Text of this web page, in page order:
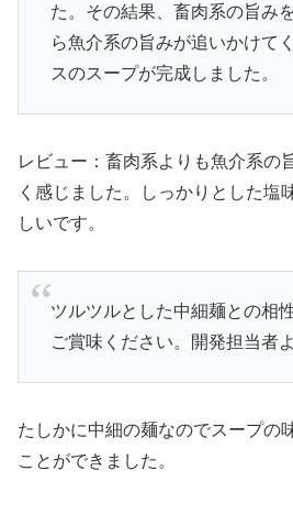
た。その結果、畜肉系の旨み
ら魚介系の旨みが追いかけて
スのスープが完成しました。
レビュー：畜肉系よりも魚介系の
く感じました。しっかりとした塩
しいです。
ツルツルとした中細麺との相
ご賞味ください。開発担当者
たしかに中細の麺なのでスープの
ことができました。